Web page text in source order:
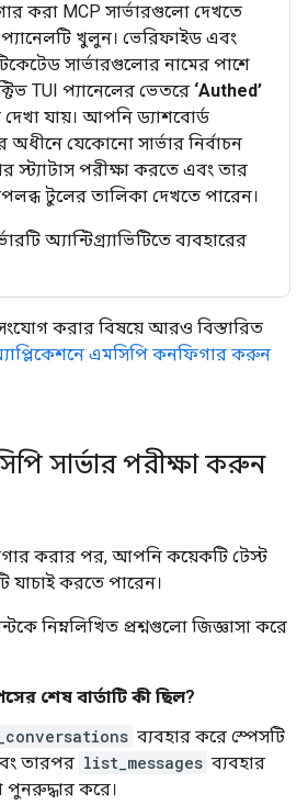
করা MCP সার্ভারগুলো দেখতে
প্যানেলটি খুলুন। ভেরিফাইড এবং
সার্ভারগুলোর নামের পাশে
TUI প্যানেলের ভেতরে ‘Authed’
দেখা যায়। আপনি ড্যাশবোর্ড
অধীনে যেকোনো সার্ভার নির্বাচন
স্ট্যাটাস পরীক্ষা করতে এবং তার
টুলের তালিকা দেখতে পারেন।
অ্যান্টিগ্র্যাভিটিতে ব্যবহারের
সংযোগ করার বিষয়ে আরও বিস্তারিত
এমসিপি কনফিগার করুন
সার্ভার পরীক্ষা করুন
করার পর, আপনি কয়েকটি টেস্ট
যাচাই করতে পারেন।
নিম্নলিখিত প্রশ্নগুলো জিজ্ঞাসা করে
শেষ বার্তাটি কী ছিল?
ব্যবহার করে স্পেসটি
তারপর list_messages ব্যবহার
করে।